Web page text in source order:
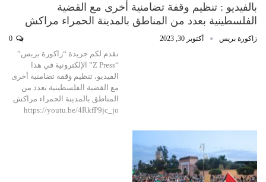
بالفيديو : تنظيم وقفة تضامنية أخرى مع القضية
الفلسطينية بعدد من المناطق بالمدينة الحمراء مراكش
زاكورة بريس أكتوبر 30, 2023
تقدم لكم جريدة “زاكورة بريس”
“Z Press” الإلكترونية في هذا
الفيديو، تنظيم وقفة تضامنية أخرى
مع القضية الفلسطينية بعدد من
المناطق بالمدينة الحمراء مراكش.
https://youtu.be/4RkfP9jc_jo